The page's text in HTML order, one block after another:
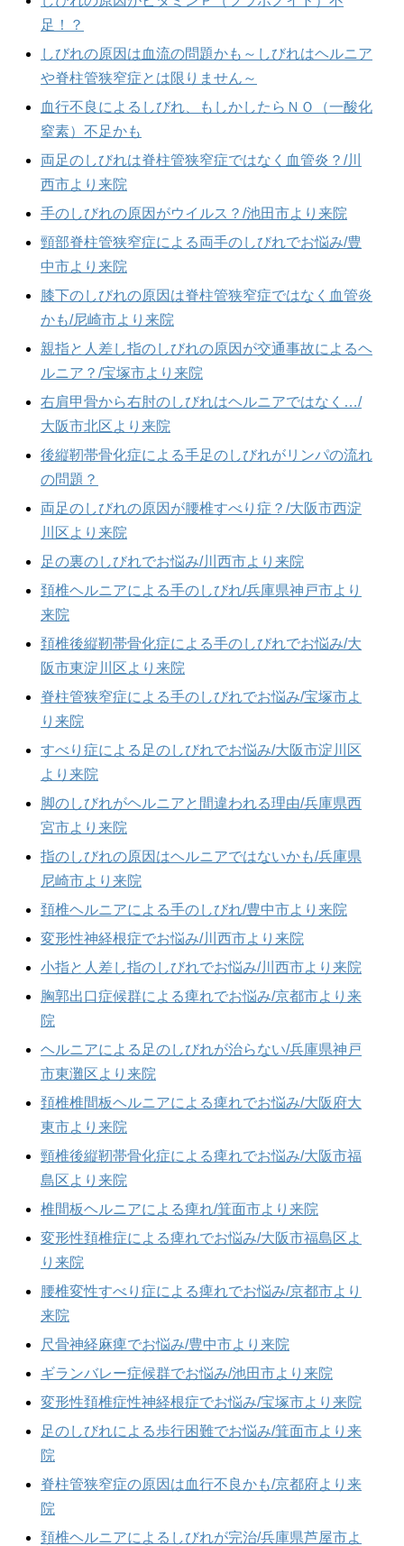
足！？
しびれの原因は血流の問題かも～しびれはヘルニア
や脊柱管狭窄症とは限りません～
血行不良によるしびれ、もしかしたらＮＯ（一酸化
窒素）不足かも
両足のしびれは脊柱管狭窄症ではなく血管炎？/川
西市より来院
手のしびれの原因がウイルス？/池田市より来院
頸部脊柱管狭窄症による両手のしびれでお悩み/豊
中市より来院
膝下のしびれの原因は脊柱管狭窄症ではなく血管炎
かも/尼崎市より来院
親指と人差し指のしびれの原因が交通事故によるヘ
ルニア？/宝塚市より来院
右肩甲骨から右肘のしびれはヘルニアではなく…/
大阪市北区より来院
後縦靭帯骨化症による手足のしびれがリンパの流れ
の問題？
両足のしびれの原因が腰椎すべり症？/大阪市西淀
川区より来院
足の裏のしびれでお悩み/川西市より来院
頚椎ヘルニアによる手のしびれ/兵庫県神戸市より
来院
頚椎後縦靭帯骨化症による手のしびれでお悩み/大
阪市東淀川区より来院
脊柱管狭窄症による手のしびれでお悩み/宝塚市よ
り来院
すべり症による足のしびれでお悩み/大阪市淀川区
より来院
脚のしびれがヘルニアと間違われる理由/兵庫県西
宮市より来院
指のしびれの原因はヘルニアではないかも/兵庫県
尼崎市より来院
頚椎ヘルニアによる手のしびれ/豊中市より来院
変形性神経根症でお悩み/川西市より来院
小指と人差し指のしびれでお悩み/川西市より来院
胸郭出口症候群による痺れでお悩み/京都市より来
院
ヘルニアによる足のしびれが治らない/兵庫県神戸
市東灘区より来院
頚椎椎間板ヘルニアによる痺れでお悩み/大阪府大
東市より来院
頸椎後縦靭帯骨化症による痺れでお悩み/大阪市福
島区より来院
椎間板ヘルニアによる痺れ/箕面市より来院
変形性頚椎症による痺れでお悩み/大阪市福島区よ
り来院
腰椎変性すべり症による痺れでお悩み/京都市より
来院
尺骨神経麻痺でお悩み/豊中市より来院
ギランバレー症候群でお悩み/池田市より来院
変形性頚椎症性神経根症でお悩み/宝塚市より来院
足のしびれによる歩行困難でお悩み/箕面市より来
院
脊柱管狭窄症の原因は血行不良かも/京都府より来
院
頚椎ヘルニアによるしびれが完治/兵庫県芦屋市よ